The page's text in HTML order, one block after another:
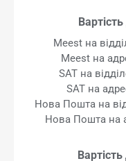
Meest на
Meest на
SAT на
SAT на
Нова Пошта на
Нова Пошта на